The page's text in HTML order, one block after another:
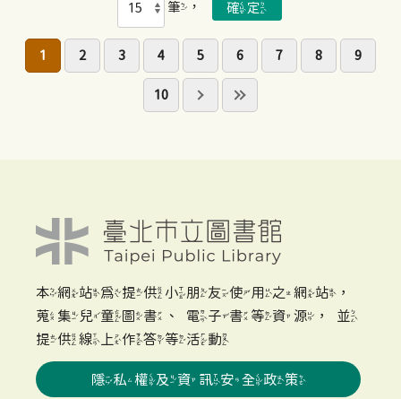
筆，
1 2 3 4 5 6 7 8 9
10
本網站為提供小朋友使用之網站，
蒐集兒童圖書、電子書等資源，並
提供線上作答等活動
隱私權及資訊安全政策